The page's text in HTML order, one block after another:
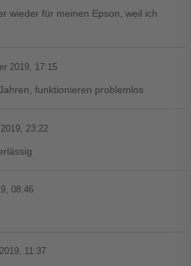
wieder für meinen Epson, weil ich
2019, 17:15
funktionieren problemlos
23:22
08:46
11:37